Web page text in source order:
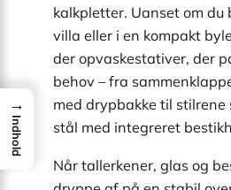
kalkpletter. Uanset om du
villa eller i en kompakt
der opvaskestativer, der
behov – fra
med drypbakke til
stål med integreret
Når tallerkener, glas og
→
Indhold